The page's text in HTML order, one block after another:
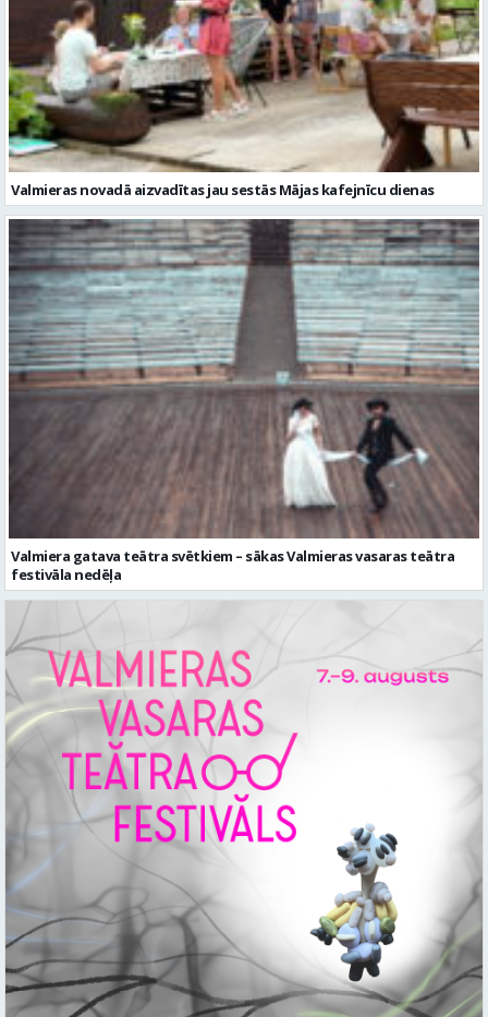
Valmieras novadā aizvadītas jau sestās Mājas kafejnīcu dienas
Valmiera gatava teātra svētkiem – sākas Valmieras vasaras teātra
festivāla nedēļa